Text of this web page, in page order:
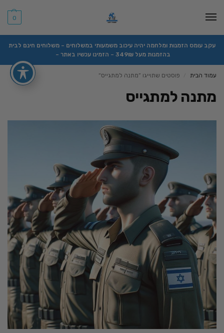
0
עקב עומס הזמנות ומלחמה יהיה עיכוב משמעותי במשלוחים – משלוחים חינם לבית
בהזמנות מעל 349₪ – הזמינו עכשיו באתר –
עמוד הבית פוסטים שתוייגו ”מתנה למתגייס“
מתנה למתגייס